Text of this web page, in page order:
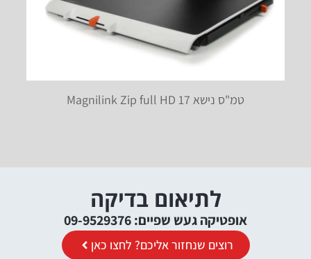
טמ"ס נישא Magnilink Zip full HD 17
לתיאום בדיקה
אופטיקה געש שפיים: 09-9529376
רוצים שנחזור אליכם? לחצו כאן